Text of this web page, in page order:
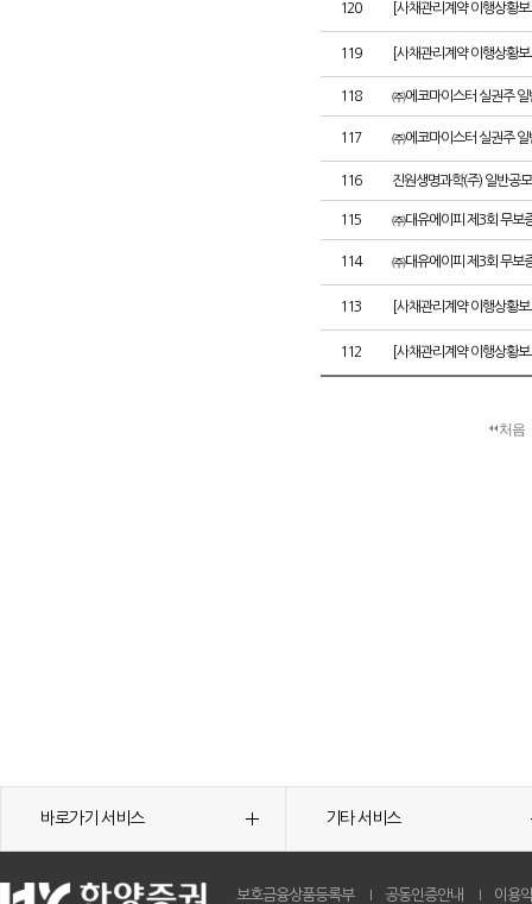
120 [사채관리계약 이행상황
119 [사채관리계약 이행상황
118 ㈜에코마이스터 실권주 일
117 ㈜에코마이스터 실권주 일
116 진원생명과학(주) 일반공
115 ㈜대유에이피 제3회 무보
114 ㈜대유에이피 제3회 무보
113 [사채관리계약 이행상황
112 [사채관리계약 이행상황
처음
바로가기 서비스 기타 서비스
보호금융상품등록부 공동인증안내 이용